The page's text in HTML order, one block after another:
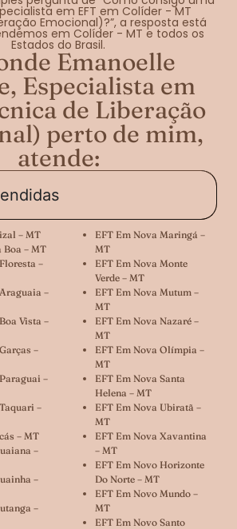
em EFT em Colíder - MT
Emocional)?”, a resposta está
em Colíder - MT e todos os
Estados do Brasil.
Emanoelle
Especialista em
de Liberação
perto de mim,
atende:
– MT
Boa – MT
–
–
Vista –
–
–
–
– MT
–
–
–
EFT Em Nova Maringá –
MT
EFT Em Nova Monte
Verde – MT
EFT Em Nova Mutum –
MT
EFT Em Nova Nazaré –
MT
EFT Em Nova Olímpia –
MT
EFT Em Nova Santa
Helena – MT
EFT Em Nova Ubiratã –
MT
EFT Em Nova Xavantina
– MT
EFT Em Novo Horizonte
Do Norte – MT
EFT Em Novo Mundo –
MT
EFT Em Novo Santo